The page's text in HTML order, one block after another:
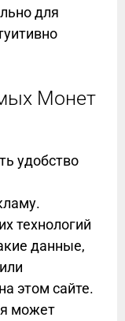
для
Монет
удобство
технологий
данные,
этом сайте.
может